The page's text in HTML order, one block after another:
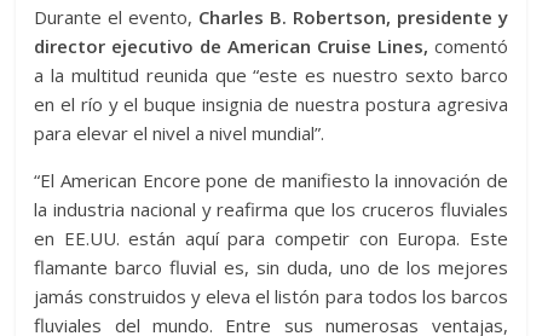
Durante el evento, Charles B. Robertson, presidente y
director ejecutivo de American Cruise Lines, comentó
a la multitud reunida que “este es nuestro sexto barco
en el río y el buque insignia de nuestra postura agresiva
para elevar el nivel a nivel mundial”.
“El American Encore pone de manifiesto la innovación de
la industria nacional y reafirma que los cruceros fluviales
en EE.UU. están aquí para competir con Europa. Este
flamante barco fluvial es, sin duda, uno de los mejores
jamás construidos y eleva el listón para todos los barcos
fluviales del mundo. Entre sus numerosas ventajas,